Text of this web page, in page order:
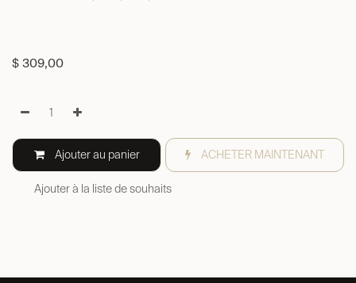
$ 309,00
Ajouter au panier ACHETER MAINTENANT
Ajouter à la liste de souhaits